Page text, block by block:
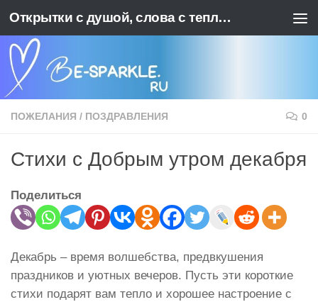
Перейти к содержимому Открытки с душой, слова с теплотой. BE-SPARKLE - Ваш источник позитива
ПОЖЕЛАНИЯ / ПОЗДРАВЛЕНИЯ 0
Стихи с Добрым утром декабря
Поделиться
Декабрь – время волшебства, предвкушения
праздников и уютных вечеров. Пусть эти короткие
стихи подарят вам тепло и хорошее настроение с